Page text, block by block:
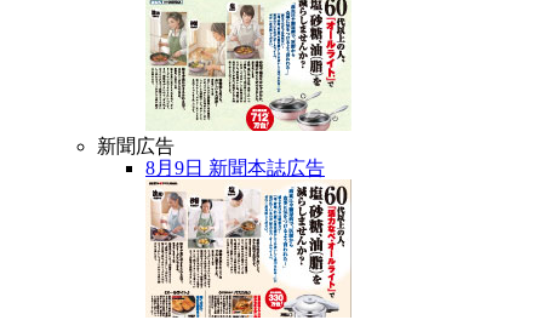
新聞広告
8月9日 新聞本誌広告